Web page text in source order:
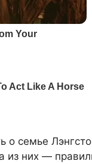
о семье
из них —